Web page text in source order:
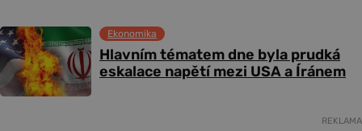
Hlavním tématem dne byla prudká
eskalace napětí mezi USA a Íránem
Ekonomika
REKLAMA